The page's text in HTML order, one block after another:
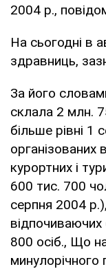
2004 р.,
На сьогодні в
здравниць,
За його
склала 2 млн.
більше рівні 1
організованих
курортних і
600 тис. 700
серпня 2004
800 осіб., Що
минулорічного